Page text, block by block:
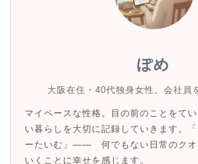
ぽめ
大阪在住・40代独身女性。会社員
マイペースな性格。目の前のことをて
い暮らしを大切に記録していきます。
ーたいむ」—— 何でもない日常のクオ
いくことに幸せを感じます。